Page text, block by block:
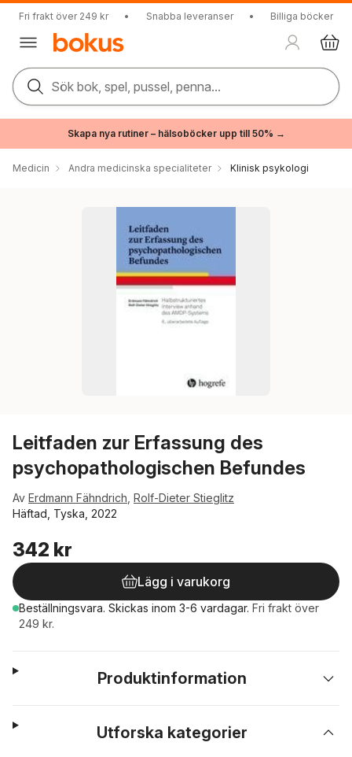
Fri frakt över 249 kr • Snabba leveranser • Billiga böcker
Sök bok, spel, pussel, penna...
Skapa nya rutiner – hälsoböcker upp till 50% →
Medicin Andra medicinska specialiteter Klinisk psykologi
Leitfaden zur Erfassung des
psychopathologischen Befundes
Av Erdmann Fähndrich Rolf-Dieter Stieglitz
Häftad, Tyska, 2022
342 kr
Lägg i varukorg
Beställningsvara. Skickas inom 3-6 vardagar. Fri frakt över
249 kr.
Produktinformation
Utforska kategorier